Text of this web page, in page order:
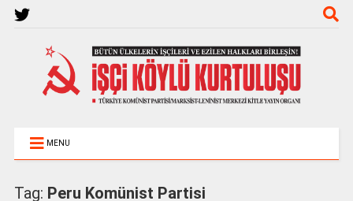
MENU
Tag: Peru Komünist Partisi